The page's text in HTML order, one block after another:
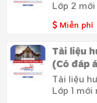
Lớp 2
Miễn phí
Tài liệu
(Có đáp
Tài liệu
Lớp 1